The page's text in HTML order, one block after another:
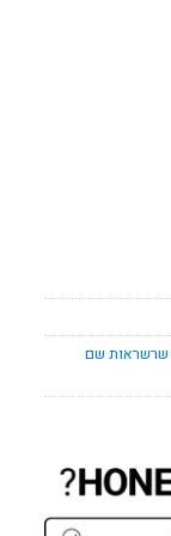
שרשראות שם